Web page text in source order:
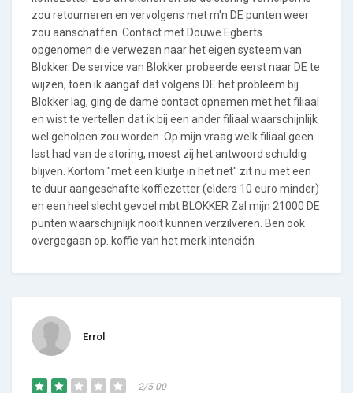
zou retourneren en vervolgens met m'n DE punten weer
zou aanschaffen. Contact met Douwe Egberts
opgenomen die verwezen naar het eigen systeem van
Blokker. De service van Blokker probeerde eerst naar DE te
wijzen, toen ik aangaf dat volgens DE het probleem bij
Blokker lag, ging de dame contact opnemen met het filiaal
en wist te vertellen dat ik bij een ander filiaal waarschijnlijk
wel geholpen zou worden. Op mijn vraag welk filiaal geen
last had van de storing, moest zij het antwoord schuldig
blijven. Kortom "met een kluitje in het riet" zit nu met een
te duur aangeschafte koffiezetter (elders 10 euro minder)
en een heel slecht gevoel mbt BLOKKER Zal mijn 21000 DE
punten waarschijnlijk nooit kunnen verzilveren. Ben ook
overgegaan op. koffie van het merk Intención
Errol
2/5.00